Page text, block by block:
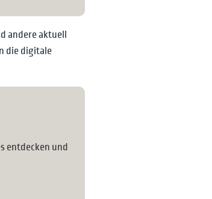
andere aktuell
die digitale
entdecken und